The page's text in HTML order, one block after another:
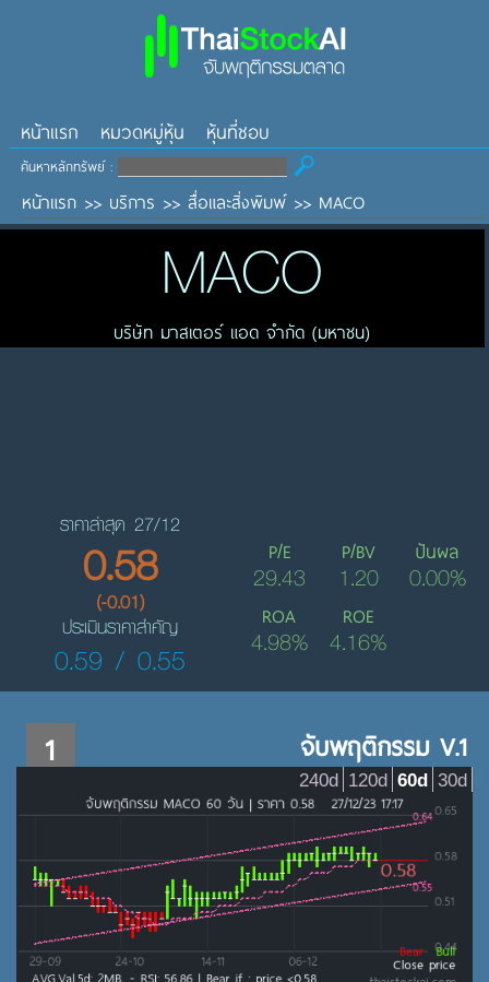
หน้าแรก หมวดหมู่หุ้น หุ้นที่ชอบ
ค้นหาหลักทรัพย์ :
หน้าแรก >> บริการ >> สื่อและสิ่งพิมพ์>> MACO
MACO
บริษัท มาสเตอร์ แอด จำกัด (มหาชน)
ราคาล่าสุด 27/12
0.58
(-0.01)
ประเมินราคาสำคัญ
0.59 / 0.55
P/E
29.43
P/BV
1.20
ปันผล
0.00%
ROA
4.98%
ROE
4.16%
1 จับพฤติกรรม V.1
30d
60d
120d
240d